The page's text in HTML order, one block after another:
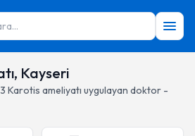
Kayseri
3 Karotis ameliyatı uygulayan doktor -